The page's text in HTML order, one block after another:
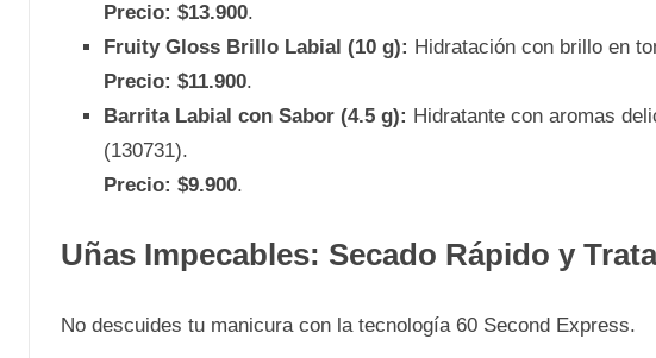
Precio: $13.900.
Fruity Gloss Brillo Labial (10 g): Hidratación con brillo en
Precio: $11.900.
Barrita Labial con Sabor (4.5 g): Hidratante con aromas
(130731).
Precio: $9.900.
Uñas Impecables: Secado Rápido y
No descuides tu manicura con la tecnología 60 Second Express.